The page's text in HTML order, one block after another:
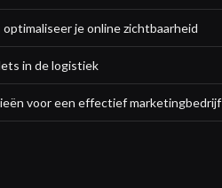
je online zichtbaarheid
in de logistiek
voor een effectief marketingbedrijf